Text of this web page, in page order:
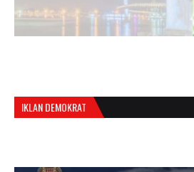
IKLAN DEMOKRAT